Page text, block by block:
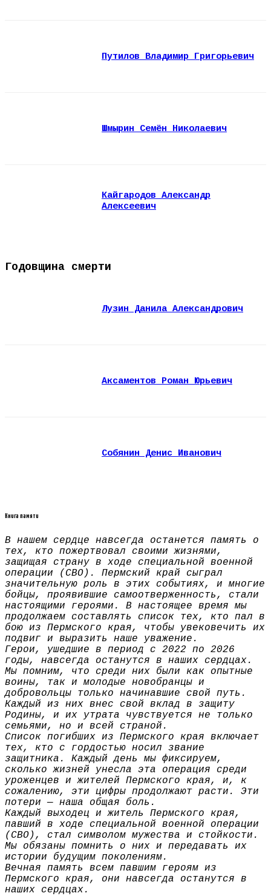
Путилов Владимир Григорьевич
Шмырин Семён Николаевич
Кайгародов Александр
Алексеевич
Годовщина смерти
Лузин Данила Александрович
Аксаментов Роман Юрьевич
Собянин Денис Иванович
Книга памяти
В нашем сердце навсегда останется память о
тех, кто пожертвовал своими жизнями,
защищая страну в ходе специальной военной
операции (СВО). Пермский край сыграл
значительную роль в этих событиях, и многие
бойцы, проявившие самоотверженность, стали
настоящими героями. В настоящее время мы
продолжаем составлять список тех, кто пал в
бою из Пермского края, чтобы увековечить их
подвиг и выразить наше уважение.
Герои, ушедшие в период с 2022 по 2026
годы, навсегда останутся в наших сердцах.
Мы помним, что среди них были как опытные
воины, так и молодые новобранцы и
добровольцы только начинавшие свой путь.
Каждый из них внес свой вклад в защиту
Родины, и их утрата чувствуется не только
семьями, но и всей страной.
Список погибших из Пермского края включает
тех, кто с гордостью носил звание
защитника. Каждый день мы фиксируем,
сколько жизней унесла эта операция среди
уроженцев и жителей Пермского края, и, к
сожалению, эти цифры продолжают расти. Эти
потери — наша общая боль.
Каждый выходец и житель Пермского края,
павший в ходе специальной военной операции
(СВО), стал символом мужества и стойкости.
Мы обязаны помнить о них и передавать их
истории будущим поколениям.
Вечная память всем павшим героям из
Пермского края, они навсегда останутся в
наших сердцах.